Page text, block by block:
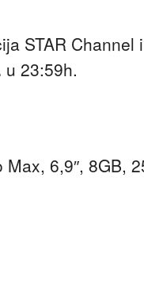
STAR Channel
u 23:59h.
6,9″, 8GB,